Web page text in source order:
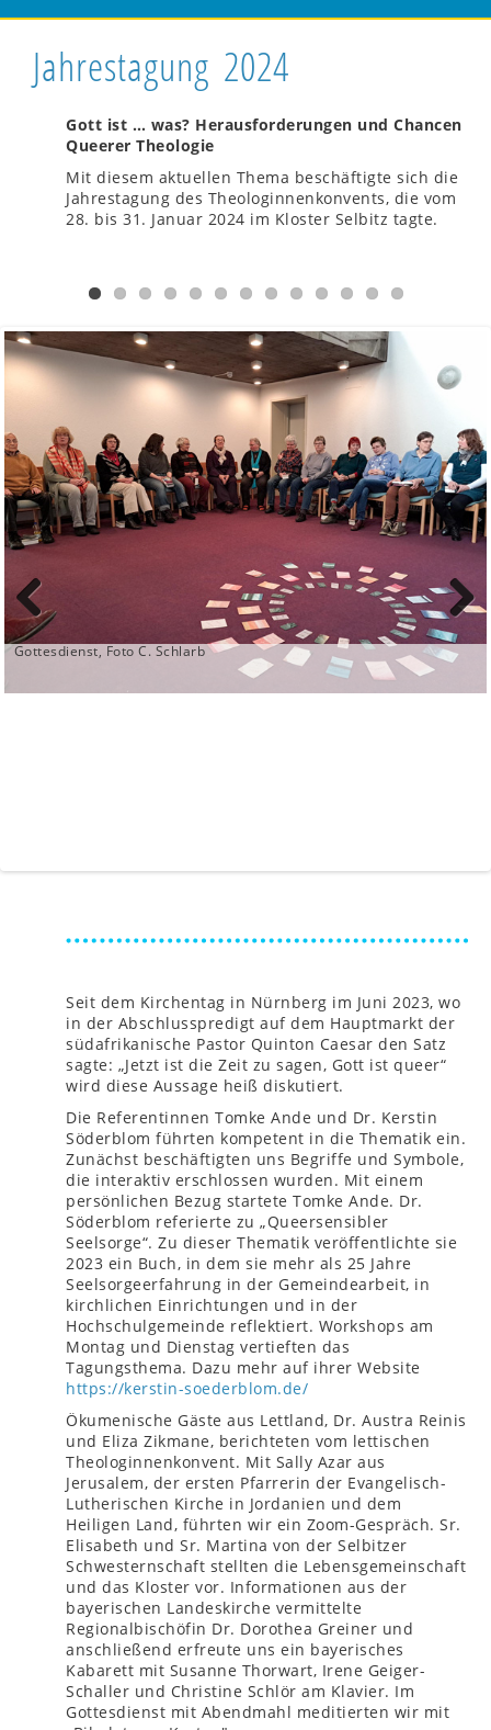
Jahrestagung 2024
Gott ist … was? Herausforderungen und Chancen
Queerer Theologie
Mit diesem aktuellen Thema beschäftigte sich die
Jahrestagung des Theologinnenkonvents, die vom
28. bis 31. Januar 2024 im Kloster Selbitz tagte.
Gottesdienst, Foto C. Schlarb
Previ
ous
Next
Seit dem Kirchentag in Nürnberg im Juni 2023, wo
in der Abschlusspredigt auf dem Hauptmarkt der
südafrikanische Pastor Quinton Caesar den Satz
sagte: „Jetzt ist die Zeit zu sagen, Gott ist queer“
wird diese Aussage heiß diskutiert.
Die Referentinnen Tomke Ande und Dr. Kerstin
Söderblom führten kompetent in die Thematik ein.
Zunächst beschäftigten uns Begriffe und Symbole,
die interaktiv erschlossen wurden. Mit einem
persönlichen Bezug startete Tomke Ande. Dr.
Söderblom referierte zu „Queersensibler
Seelsorge“. Zu dieser Thematik veröffentlichte sie
2023 ein Buch, in dem sie mehr als 25 Jahre
Seelsorgeerfahrung in der Gemeindearbeit, in
kirchlichen Einrichtungen und in der
Hochschulgemeinde reflektiert. Workshops am
Montag und Dienstag vertieften das
Tagungsthema. Dazu mehr auf ihrer Website
https://kerstin-soederblom.de/
Ökumenische Gäste aus Lettland, Dr. Austra Reinis
und Eliza Zikmane, berichteten vom lettischen
Theologinnenkonvent. Mit Sally Azar aus
Jerusalem, der ersten Pfarrerin der Evangelisch-
Lutherischen Kirche in Jordanien und dem
Heiligen Land, führten wir ein Zoom-Gespräch. Sr.
Elisabeth und Sr. Martina von der Selbitzer
Schwesternschaft stellten die Lebensgemeinschaft
und das Kloster vor. Informationen aus der
bayerischen Landeskirche vermittelte
Regionalbischöfin Dr. Dorothea Greiner und
anschließend erfreute uns ein bayerisches
Kabarett mit Susanne Thorwart, Irene Geiger-
Schaller und Christine Schlör am Klavier. Im
Gottesdienst mit Abendmahl meditierten wir mit